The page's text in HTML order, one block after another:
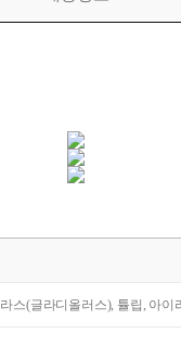
스(글라디올러스), 튤립, 아